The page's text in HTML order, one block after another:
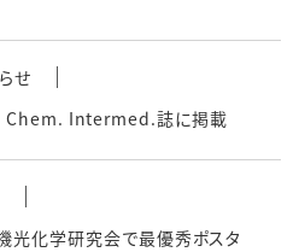
せ
Chem. Intermed.誌に掲載
光化学研究会で最優秀ポスタ